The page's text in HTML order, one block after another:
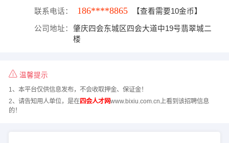
联系电话： 186****8865 【查看需要10金币】
公司地址：
肇庆四会东城区四会大道中19号翡翠城二
楼
温馨提示
1、本平台仅供信息发布，不会收取押金、保证金！
2、请告知用人单位，是在四会人才网www.bixiu.com.cn上看到该招聘信息
的！